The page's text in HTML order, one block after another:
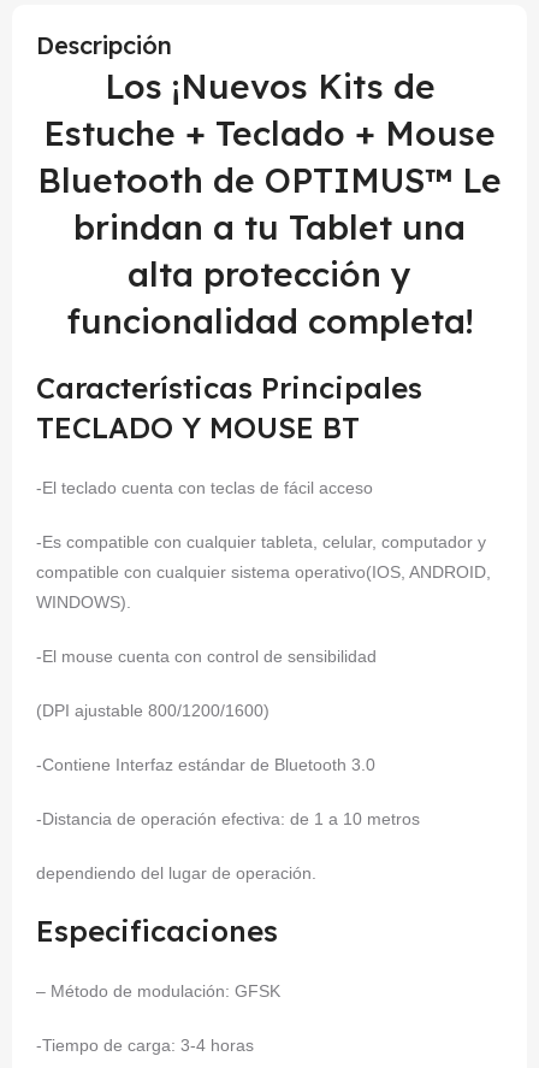
Descripción
Los ¡Nuevos Kits de
Estuche + Teclado + Mouse
Bluetooth de OPTIMUS™ Le
brindan a tu Tablet una
alta protección y
funcionalidad completa!
Características Principales
TECLADO Y MOUSE BT
-El teclado cuenta con teclas de fácil acceso
-Es compatible con cualquier tableta, celular, computador y
compatible con cualquier sistema operativo(IOS, ANDROID,
WINDOWS).
-El mouse cuenta con control de sensibilidad
(DPI ajustable 800/1200/1600)
-Contiene Interfaz estándar de Bluetooth 3.0
-Distancia de operación efectiva: de 1 a 10 metros
dependiendo del lugar de operación.
Especificaciones
– Método de modulación: GFSK
-Tiempo de carga: 3-4 horas